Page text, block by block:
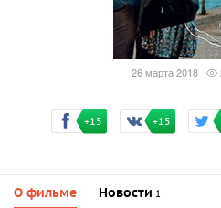
26 марта 2018
+15 +15
О фильме Новости 1